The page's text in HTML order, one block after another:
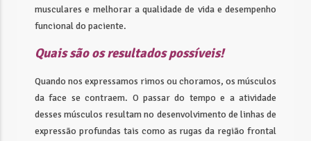
musculares e melhorar a qualidade de vida e desempenho
funcional do paciente.
Quais são os resultados possíveis!
Quando nos expressamos rimos ou choramos, os músculos
da face se contraem. O passar do tempo e a atividade
desses músculos resultam no desenvolvimento de linhas de
expressão profundas tais como as rugas da região frontal